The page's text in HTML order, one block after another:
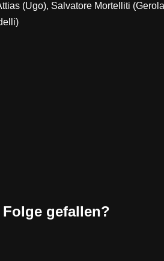
(Ugo), Salvatore Mortelliti
gefallen?